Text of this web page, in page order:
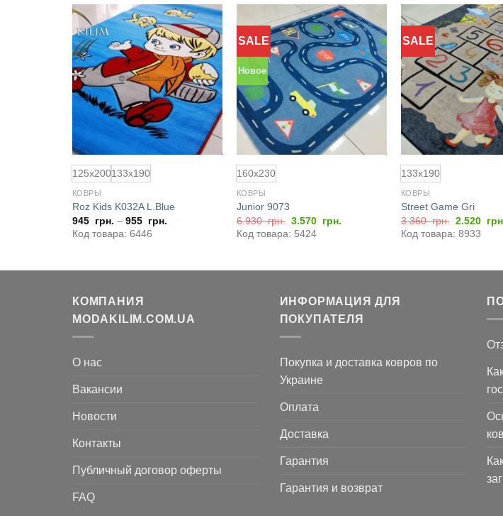
Добавить
в
избранное
125x200133x190
КОВРЫ
Roz Kids K032A L.Blue
945 грн. – 955 грн.
Код товара: 6446
SALE
Новое
Добавить
в
избранное
160x230
КОВРЫ
Junior 9073
6.930грн. Первоначальная
цена
составляла
3.570 грн.
Код товара: 5424
SALE
133x190
КОВРЫ
Street Game Gri
3.360грн.
цена
составляла
2.520
Код товара: 8933
КОМПАНИЯ
MODAKILIM.COM.UA
О нас
Вакансии
Новости
Контакты
Публичный договор оферты
FAQ
ИНФОРМАЦИЯ ДЛЯ
ПОКУПАТЕЛЯ
Покупка и доставка ковров по
Украине
Оплата
Доставка
Гарантия
Гарантия и возврат